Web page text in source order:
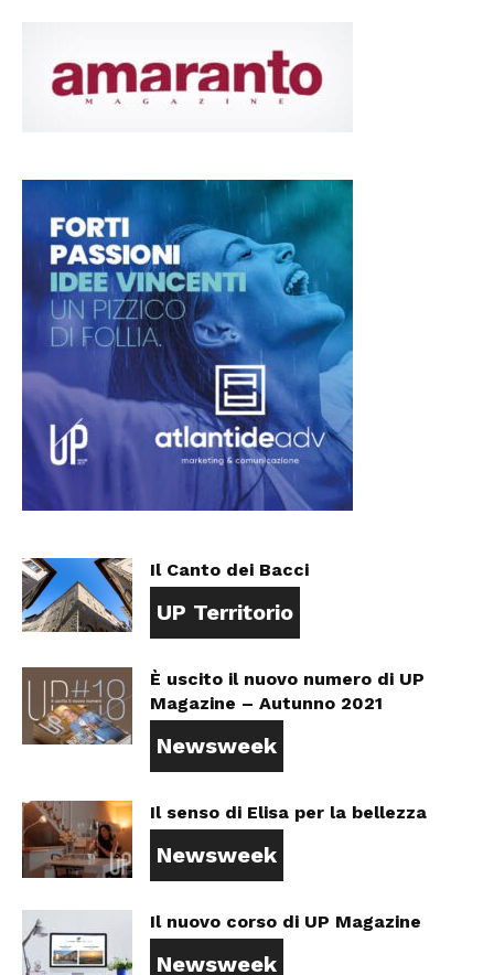
Il Canto dei Bacci
UP Territorio
È uscito il nuovo numero di UP
Magazine – Autunno 2021
Newsweek
Il senso di Elisa per la bellezza
Newsweek
Il nuovo corso di UP Magazine
Newsweek